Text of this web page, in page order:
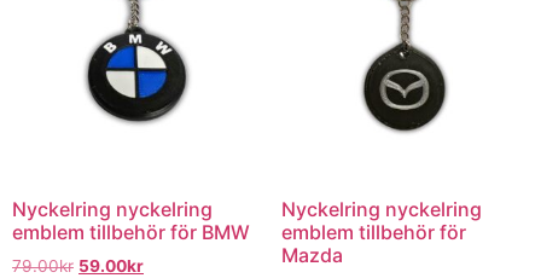
Nyckelring nyckelring
emblem tillbehör för BMW
79.00kr 59.00kr
Nyckelring nyckelring
emblem tillbehör för
Mazda